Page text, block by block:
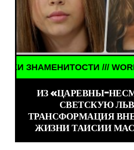
GIRLS /// ДЕВУШКИ
ИЗ «ЦАРЕВНЫ-
СВЕТСКУЮ
ТРАНСФОРМАЦИЯ
ЖИЗНИ ТАИСИИ